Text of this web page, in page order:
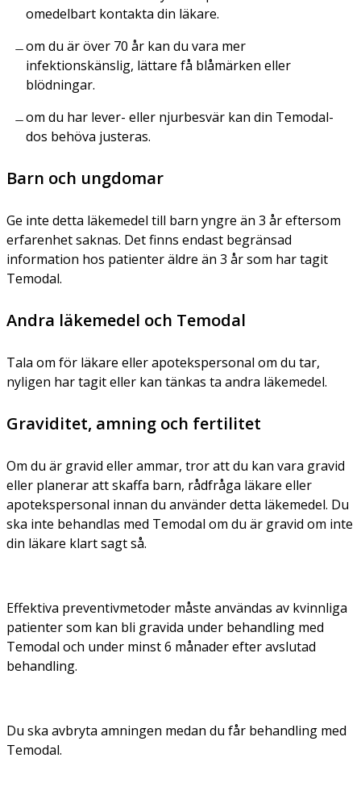
omedelbart kontakta din läkare.
om du är över 70 år kan du vara mer
infektionskänslig, lättare få blåmärken eller
blödningar.
om du har lever- eller njurbesvär kan din Temodal-
dos behöva justeras.
Barn och ungdomar
Ge inte detta läkemedel till barn yngre än 3 år eftersom
erfarenhet saknas. Det finns endast begränsad
information hos patienter äldre än 3 år som har tagit
Temodal.
Andra läkemedel och Temodal
Tala om för läkare eller apotekspersonal om du tar,
nyligen har tagit eller kan tänkas ta andra läkemedel.
Graviditet, amning och fertilitet
Om du är gravid eller ammar, tror att du kan vara gravid
eller planerar att skaffa barn, rådfråga läkare eller
apotekspersonal innan du använder detta läkemedel. Du
ska inte behandlas med Temodal om du är gravid om inte
din läkare klart sagt så.
Effektiva preventivmetoder måste användas av kvinnliga
patienter som kan bli gravida under behandling med
Temodal och under minst 6 månader efter avslutad
behandling.
Du ska avbryta amningen medan du får behandling med
Temodal.